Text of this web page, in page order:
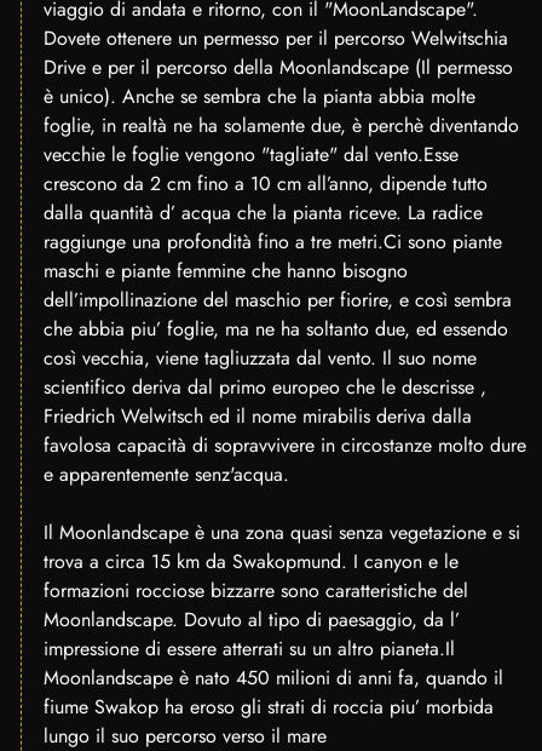
viaggio di andata e ritorno, con il "MoonLandscape".
Dovete ottenere un permesso per il percorso Welwitschia
Drive e per il percorso della Moonlandscape (Il permesso
è unico). Anche se sembra che la pianta abbia molte
foglie, in realtà ne ha solamente due, è perchè diventando
vecchie le foglie vengono "tagliate" dal vento.Esse
crescono da 2 cm fino a 10 cm all’anno, dipende tutto
dalla quantità d’ acqua che la pianta riceve. La radice
raggiunge una profondità fino a tre metri.Ci sono piante
maschi e piante femmine che hanno bisogno
dell’impollinazione del maschio per fiorire, e così sembra
che abbia piu’ foglie, ma ne ha soltanto due, ed essendo
così vecchia, viene tagliuzzata dal vento. Il suo nome
scientifico deriva dal primo europeo che le descrisse ,
Friedrich Welwitsch ed il nome mirabilis deriva dalla
favolosa capacità di sopravvivere in circostanze molto dure
e apparentemente senz'acqua.
Il Moonlandscape è una zona quasi senza vegetazione e si
trova a circa 15 km da Swakopmund. I canyon e le
formazioni rocciose bizzarre sono caratteristiche del
Moonlandscape. Dovuto al tipo di paesaggio, da l’
impressione di essere atterrati su un altro pianeta.Il
Moonlandscape è nato 450 milioni di anni fa, quando il
fiume Swakop ha eroso gli strati di roccia piu’ morbida
lungo il suo percorso verso il mare